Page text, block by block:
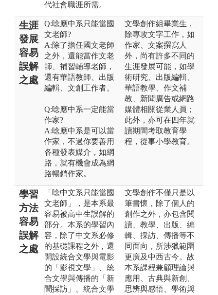
代社會職涯所需。
生涯
發展
容易
誤解
之處
Q:唸應中系只能當國
文老師?
A:除了擔任國文老師
之外，還能當作文老
師、補習輔導老師，
還有華語教師、出版
編輯、文創工作者。
Q:唸應中系一定能當
作家?
A:唸應中系是可以當
作家，不過你要善用
各種發表媒介，如網
路，就有機會成為網
路暢銷作家。
文學創作組畢業生，
除專攻文字工作，如
作家、文案撰寫人
外，尚有許多不同的
生涯發展可能，如學
術研究、出版編輯、
華語教學、作文補
教、新聞廣告或網路
媒體相關從業人員；
此外，亦可在四年就
讀期間考取教育學
程，從事小學教育。
學習
方法
容易
誤解
之處
「唸中文系只能當國
文老師」，是本系最
容易被高中生誤解的
部分。本系的學習內
容，除了中文系必修
的基礎課程之外，還
開設統合文學與電影
的「影視文學」、統
合文學與傳播的「新
聞採訪」、統合文學
文學創作不僅只是以
筆書懷，除了個人的
創作之外，亦包含閱
讀、教學、出版、編
輯、採訪、傳播等不
同面向，所涉獵範圍
更廣及中西古今。故
本系課程兼顧理論與
應用、古典與新創、
思辨與感悟、學術與